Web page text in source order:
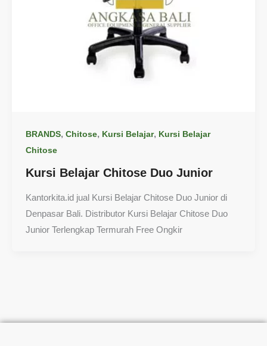
BRANDS, Chitose, Kursi Belajar, Kursi Belajar
Chitose
Kursi Belajar Chitose Duo Junior
Kantorkita.id jual Kursi Belajar Chitose Duo Junior di
Denpasar Bali. Distributor Kursi Belajar Chitose Duo
Junior Terlengkap Termurah Free Ongkir